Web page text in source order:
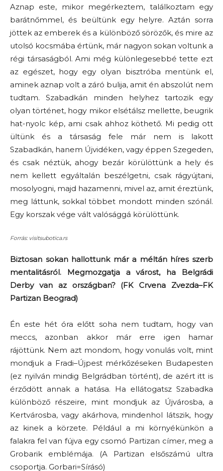
Aznap este, mikor megérkeztem, találkoztam egy
barátnőmmel, és beültünk egy helyre. Aztán sorra
jöttek az emberek és a különböző sörözők, és mire az
utolsó kocsmába értünk, már nagyon sokan voltunk a
régi társaságból. Ami még különlegesebbé tette ezt
az egészet, hogy egy olyan bisztróba mentünk el,
aminek aznap volt a záró bulija, amit én abszolút nem
tudtam. Szabadkán minden helyhez tartozik egy
olyan történet, hogy mikor elsétálsz mellette, beugrik
hat-nyolc kép, ami csak ahhoz köthető. Mi pedig ott
ültünk és a társaság fele már nem is lakott
Szabadkán, hanem Újvidéken, vagy éppen Szegeden,
és csak néztük, ahogy bezár körülöttünk a hely és
nem kellett egyáltalán beszélgetni, csak rágyújtani,
mosolyogni, majd hazamenni, mivel az, amit éreztünk,
meg láttunk, sokkal többet mondott minden szónál.
Egy korszak vége vált valósággá körülöttünk.
Forrás: visitsubotica.rs
Biztosan sokan hallottunk már a méltán híres szerb
mentalitásról. Megmozgatja a várost, ha Belgrádi
Derby van az országban? (FK Crvena Zvezda–FK
Partizan Beograd)
Én este hét óra előtt soha nem tudtam, hogy van
meccs, azonban akkor már erre igen hamar
rájöttünk. Nem azt mondom, hogy vonulás volt, mint
mondjuk a Fradi–Újpest mérkőzéseken Budapesten
(ez nyilván mindig Belgrádban történt), de azért itt is
érződött annak a hatása. Ha ellátogatsz Szabadka
különböző részeire, mint mondjuk az Újvárosba, a
Kertvárosba, vagy akárhova, mindenhol látszik, hogy
az kinek a körzete. Például a mi környékünkön a
falakra fel van fújva egy csomó Partizan címer, meg a
Grobarik emblémája. (A Partizan elsőszámú ultra
csoportja. Gorbari=Sírásó)